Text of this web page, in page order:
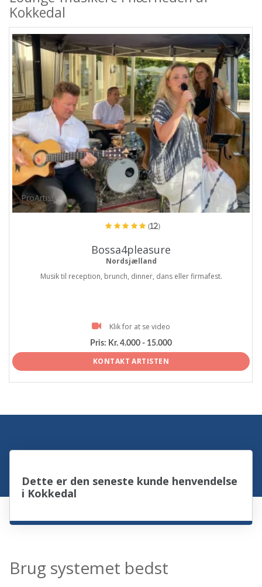
Kokkedal
ProArtist
(12)
Bossa4pleasure
Nordsjælland
Musik til reception, brunch, dinner, dans eller firmafest.
Klik for at se video
Pris: Kr. 4.000 - 15.000
KONTAKT ARTISTEN
Dette er den seneste kunde henvendelse
i Kokkedal
Brug systemet bedst